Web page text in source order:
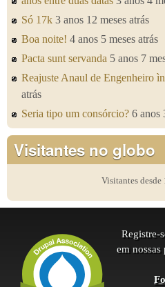
Só 17k 3 anos 12 meses atrás
Boa noite! 4 anos 5 meses atrás
Pacta sunt servanda 5 anos 7
Reajuste Anaul de Engenheiro
atrás
Seria tipo um consórcio? 6 anos
Visitantes no globo
Visitantes
Registre-
em nossas